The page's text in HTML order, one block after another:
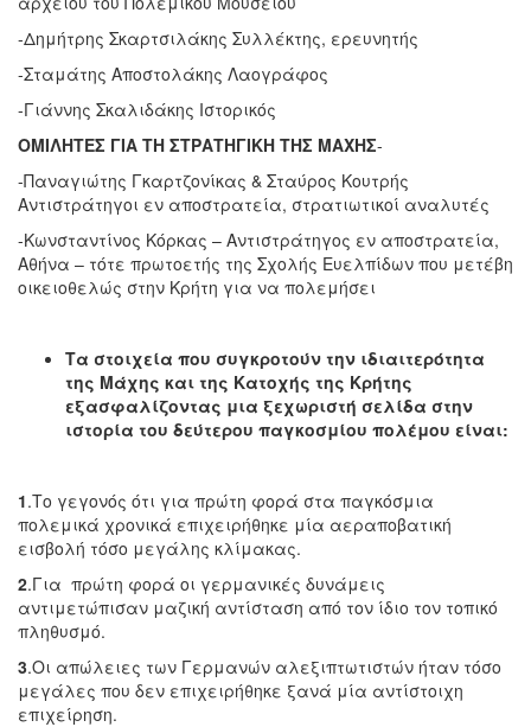
-Δημήτρης Σκαρτσιλάκης Συλλέκτης, ερευνητής
-Σταμάτης Αποστολάκης Λαογράφος
-Γιάννης Σκαλιδάκης Ιστορικός
ΟΜΙΛΗΤΕΣ ΓΙΑ ΤΗ ΣΤΡΑΤΗΓΙΚΗ ΤΗΣ ΜΑΧΗΣ-
-Παναγιώτης Γκαρτζονίκας & Σταύρος Κουτρής
Αντιστράτηγοι εν αποστρατεία, στρατιωτικοί αναλυτές
-Κωνσταντίνος Κόρκας – Αντιστράτηγος εν αποστρατεία,
Αθήνα – τότε πρωτοετής της Σχολής Ευελπίδων που μετέβη
οικειοθελώς στην Κρήτη για να πολεμήσει
Τα στοιχεία που συγκροτούν την ιδιαιτερότητα
της Μάχης και της Κατοχής της Κρήτης
εξασφαλίζοντας μια ξεχωριστή σελίδα στην
ιστορία του δεύτερου παγκοσμίου πολέμου είναι:
1.Το γεγονός ότι για πρώτη φορά στα παγκόσμια
πολεμικά χρονικά επιχειρήθηκε μία αεραποβατική
εισβολή τόσο μεγάλης κλίμακας.
2.Για πρώτη φορά οι γερμανικές δυνάμεις
αντιμετώπισαν μαζική αντίσταση από τον ίδιο τον τοπικό
πληθυσμό.
3.Οι απώλειες των Γερμανών αλεξιπτωτιστών ήταν τόσο
μεγάλες που δεν επιχειρήθηκε ξανά μία αντίστοιχη
επιχείρηση.